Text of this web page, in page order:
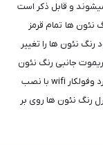
و قابل ذکر است
نئون ها تمام قرمز
رنگ نئون ها را تغییر
جانبی رنگ نئون
ها قابل تغییر است و انواع رقص نور ها رو به همراه دارد وفولکار wifi با نصب
رنگ نئون ها روی بر